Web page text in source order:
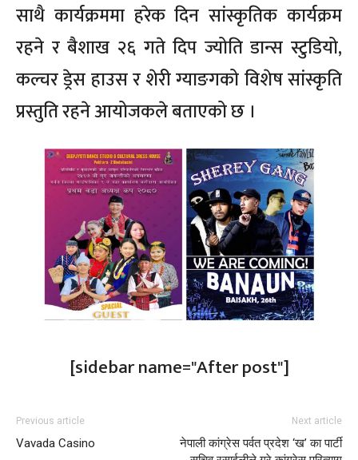
साथै कार्यक्रममा हरेक दिन सांस्कृतिक कार्यक्रम
रहने र बैशाख २६ गते दिप ज्योति डान्स स्टुडियो,
कल्चर ड्रेस हाउस र शेरी ग्याङगको विशेष सांस्कृति
प्रस्तुति रहने आयोजकले बताएको छ ।
[sidebar name="After post"]
Previous article
Vavada Casino
Next article
नेपाली कांग्रेस पर्वत प्रदेश ‘ख’ का पार्टी